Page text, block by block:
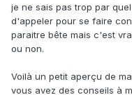
je ne sais pas trop par
d'appeler pour se faire
paraitre bête mais c'est
ou non.
Voilà un petit aperçu de
vous avez des conseils à